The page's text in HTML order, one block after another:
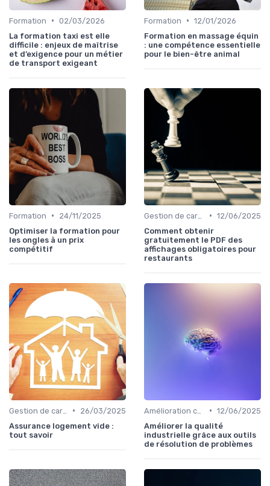
Formation • 02/03/2026
La formation taxi est elle
difficile : enjeux de maîtrise
et d’exigence pour un métier
de transport exigeant
Formation • 12/01/2026
Formation en massage équin
: une compétence essentielle
pour le bien-être animal
Formation •
24/11/2025
Optimiser la formation pour
les ongles à un prix
compétitif
• 12/06/2025
Comment obtenir
gratuitement le PDF des
affichages obligatoires pour
restaurants
•
26/03/2025
Assurance logement vide :
tout savoir
• 12/06/2025
Améliorer la qualité
industrielle grâce aux outils
de résolution de problèmes